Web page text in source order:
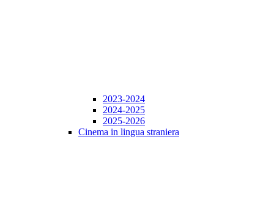
2023-2024
2024-2025
2025-2026
Cinema in lingua straniera